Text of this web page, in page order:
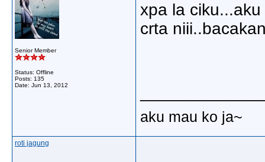
Senior Member
Status: Offline
Posts: 135
Date: Jun 13, 2012
xpa la
crta
aku mau ko ja~
roti jagung